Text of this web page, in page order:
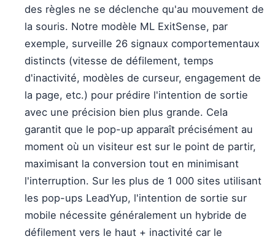
des règles ne se déclenche qu'au mouvement de
la souris. Notre modèle ML ExitSense, par
exemple, surveille 26 signaux comportementaux
distincts (vitesse de défilement, temps
d'inactivité, modèles de curseur, engagement de
la page, etc.) pour prédire l'intention de sortie
avec une précision bien plus grande. Cela
garantit que le pop-up apparaît précisément au
moment où un visiteur est sur le point de partir,
maximisant la conversion tout en minimisant
l'interruption. Sur les plus de 1 000 sites utilisant
les pop-ups LeadYup, l'intention de sortie sur
mobile nécessite généralement un hybride de
défilement vers le haut + inactivité car le